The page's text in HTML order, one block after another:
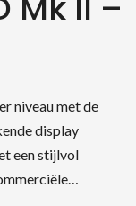
niveau met de
display
een stijlvol